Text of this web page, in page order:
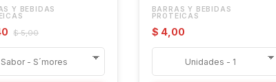
Y BEBIDAS
$ 5,00
BARRAS Y BEBIDAS
PROTEICAS
$ 4,00